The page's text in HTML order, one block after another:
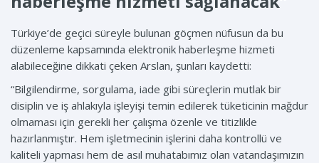
Türkiye’de geçici süreyle bulunan göçmen nüfusun da bu
düzenleme kapsamında elektronik haberleşme hizmeti
alabileceğine dikkati çeken Arslan, şunları kaydetti:
“Bilgilendirme, sorgulama, iade gibi süreçlerin mutlak bir
disiplin ve iş ahlakıyla işleyişi temin edilerek tüketicinin mağdur
olmaması için gerekli her çalışma özenle ve titizlikle
hazırlanmıştır. Hem işletmecinin işlerini daha kontrollü ve
kaliteli yapması hem de asıl muhatabımız olan vatandaşımızın